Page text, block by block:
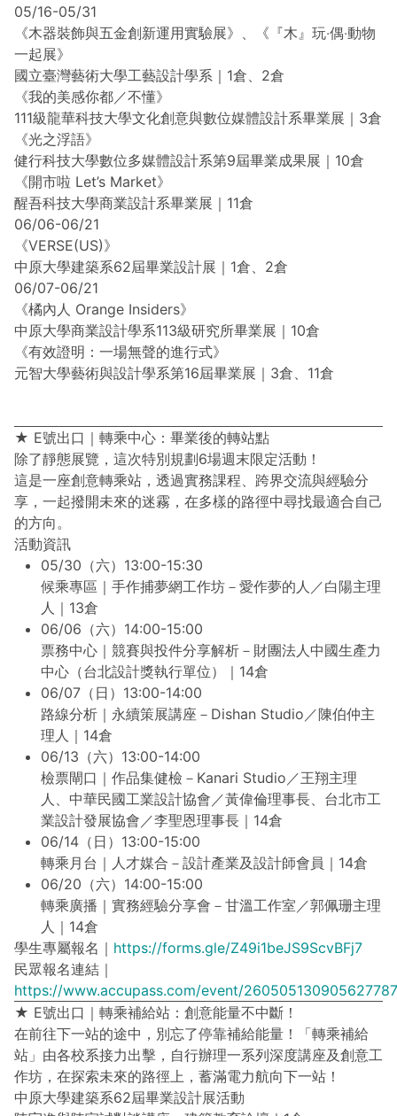
05/16-05/31
《木器裝飾與五金創新運用實驗展》、《『木』玩‧偶‧動物
一起展》
國立臺灣藝術大學工藝設計學系｜1倉、2倉
《我的美感你都／不懂》
111級龍華科技大學文化創意與數位媒體設計系畢業展｜3倉
《光之浮語》
健行科技大學數位多媒體設計系第9屆畢業成果展｜10倉
《開市啦 Let’s Market》
醒吾科技大學商業設計系畢業展｜11倉
06/06-06/21
《VERSE(US)》
中原大學建築系62屆畢業設計展｜1倉、2倉
06/07-06/21
《橘內人 Orange Insiders》
中原大學商業設計學系113級研究所畢業展｜10倉
《有效證明：一場無聲的進行式》
元智大學藝術與設計學系第16屆畢業展｜3倉、11倉
★ E號出口｜轉乘中心：畢業後的轉站點
除了靜態展覽，這次特別規劃6場週末限定活動！
這是一座創意轉乘站，透過實務課程、跨界交流與經驗分
享，一起撥開未來的迷霧，在多樣的路徑中尋找最適合自己
的方向。
活動資訊
05/30（六）13:00-15:30
候乘專區｜手作捕夢網工作坊－愛作夢的人／白陽主理
人｜13倉
06/06（六）14:00-15:00
票務中心｜競賽與投件分享解析－財團法人中國生產力
中心（台北設計獎執行單位）｜14倉
06/07（日）13:00-14:00
路線分析｜永續策展講座－Dishan Studio／陳伯仲主
理人｜14倉
06/13（六）13:00-14:00
檢票閘口｜作品集健檢－Kanari Studio／王翔主理
人、中華民國工業設計協會／黃偉倫理事長、台北市工
業設計發展協會／李聖恩理事長｜14倉
06/14（日）13:00-15:00
轉乘月台｜人才媒合－設計產業及設計師會員｜14倉
06/20（六）14:00-15:00
轉乘廣播｜實務經驗分享會－甘溫工作室／郭佩珊主理
人｜14倉
學生專屬報名｜ https://forms.gle/Z49i1beJS9ScvBFj7
民眾報名連結｜
https://www.accupass.com/event/
★ E號出口｜轉乘補給站：創意能量不中斷！
在前往下一站的途中，別忘了停靠補給能量！「轉乘補給
站」由各校系接力出擊，自行辦理一系列深度講座及創意工
作坊，在探索未來的路徑上，蓄滿電力航向下一站！
中原大學建築系62屆畢業設計展活動